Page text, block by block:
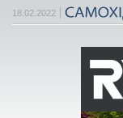
18.02.2022